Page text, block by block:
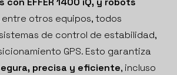
entre otros equipos, todos
de control de estabilidad,
GPS. Esto garantiza
precisa y eficiente, incluso